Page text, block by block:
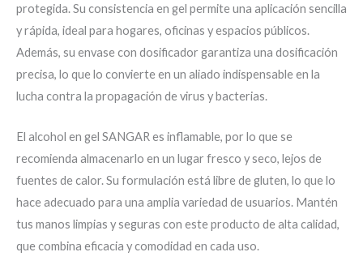
protegida. Su consistencia en gel permite una aplicación sencilla
y rápida, ideal para hogares, oficinas y espacios públicos.
Además, su envase con dosificador garantiza una dosificación
precisa, lo que lo convierte en un aliado indispensable en la
lucha contra la propagación de virus y bacterias.
El alcohol en gel SANGAR es inflamable, por lo que se
recomienda almacenarlo en un lugar fresco y seco, lejos de
fuentes de calor. Su formulación está libre de gluten, lo que lo
hace adecuado para una amplia variedad de usuarios. Mantén
tus manos limpias y seguras con este producto de alta calidad,
que combina eficacia y comodidad en cada uso.